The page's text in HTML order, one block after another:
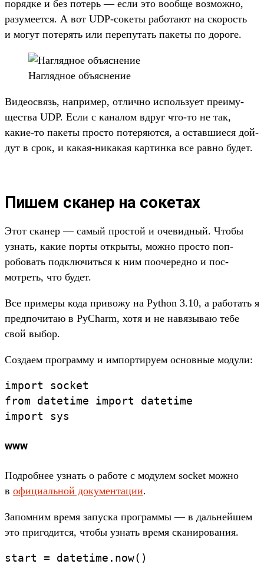
поряд­ке и без потерь — если это вооб­ще воз­можно,
разуме­ется. А вот UDP-сокеты работа­ют на ско­рость
и могут потерять или перепу­тать пакеты по дороге.
Наг­лядное объ­ясне­ние
Ви­деос­вязь, нап­ример, отлично исполь­зует пре­иму­
щес­тва UDP. Если с каналом вдруг что‑то не так,
какие‑то пакеты прос­то потеря­ются, а оставши­еся дой­
дут в срок, и какая‑никакая кар­тинка все рав­но будет.
Пишем сканер на сокетах
Этот ска­нер — самый прос­той и оче­вид­ный. Что­бы
узнать, какие пор­ты откры­ты, мож­но прос­то поп­
робовать под­клю­чить­ся к ним пооче­ред­но и пос­
мотреть, что будет.
Все при­меры кода при­вожу на Python 3.10, а работать я
пред­почитаю в PyCharm, хотя и не навязы­ваю тебе
свой выбор.
Соз­даем прог­рамму и импорти­руем основные модули:
import
socket
from
datetime import
datetime
import
sys
www
Под­робнее узнать о работе с модулем socket мож­но
в офи­циаль­ной докумен­тации.
За­пом­ним вре­мя запус­ка прог­раммы — в даль­нейшем
это при­годит­ся, что­бы узнать вре­мя ска­ниро­вания.
start = datetime . now( )